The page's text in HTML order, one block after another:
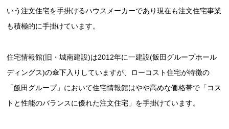
いう注文住宅を手掛けるハウスメーカーであり現在も注文住宅事業
も積極的に手掛けています。
住宅情報館(旧・城南建設)は2012年に一建設(飯田グループホール
ディングス)の傘下入りしていますが、ローコスト住宅が特徴の
「飯田グループ」において住宅情報館はやや高めな価格帯で「コス
トと性能のバランスに優れた注文住宅」を手掛けています。